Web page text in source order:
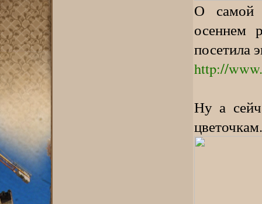
О самой
осеннем
посетила
http://
Ну а
цветочкам.